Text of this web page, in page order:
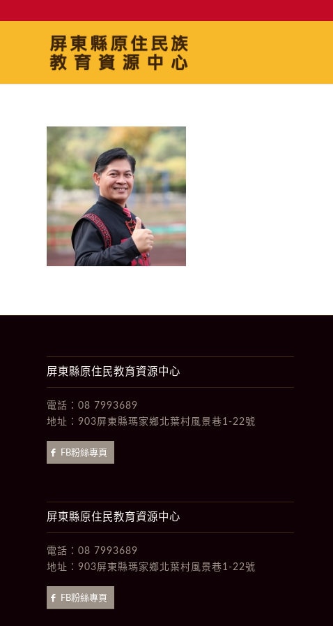
屏東縣原住民教育資源中心
電話： 08 7993689
地址： 903屏東縣瑪家鄉北葉村風景巷1-22號
FB粉絲專頁
屏東縣原住民教育資源中心
電話： 08 7993689
地址： 903屏東縣瑪家鄉北葉村風景巷1-22號
FB粉絲專頁